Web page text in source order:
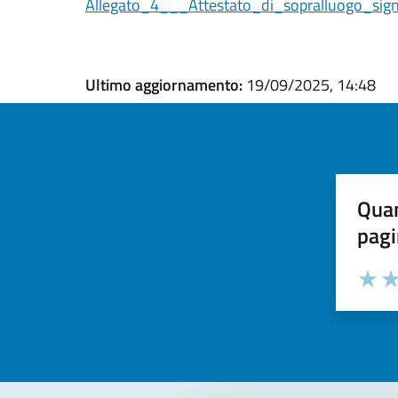
Ultimo aggiornamento: 19/09/2025, 14:48
Valuta